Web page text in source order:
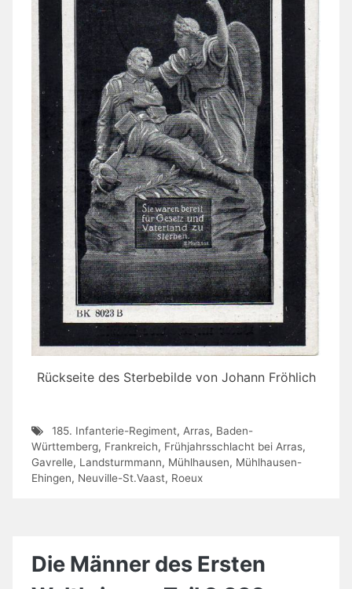
Rückseite des Sterbebilde von Johann Fröhlich
185. Infanterie-Regiment, Arras, Baden-
Württemberg, Frankreich, Frühjahrsschlacht bei Arras,
Gavrelle, Landsturmmann, Mühlhausen, Mühlhausen-
Ehingen, Neuville-St.Vaast, Roeux
Die Männer des Ersten